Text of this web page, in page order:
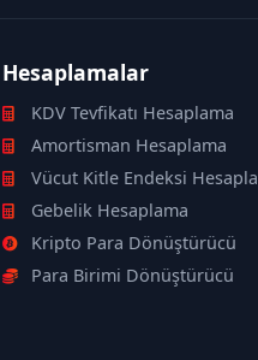
Hesaplamalar
KDV Tevfikatı Hesaplama
Amortisman Hesaplama
Vücut Kitle Endeksi
Gebelik Hesaplama
Kripto Para Dönüştürücü
Para Birimi Dönüştürücü